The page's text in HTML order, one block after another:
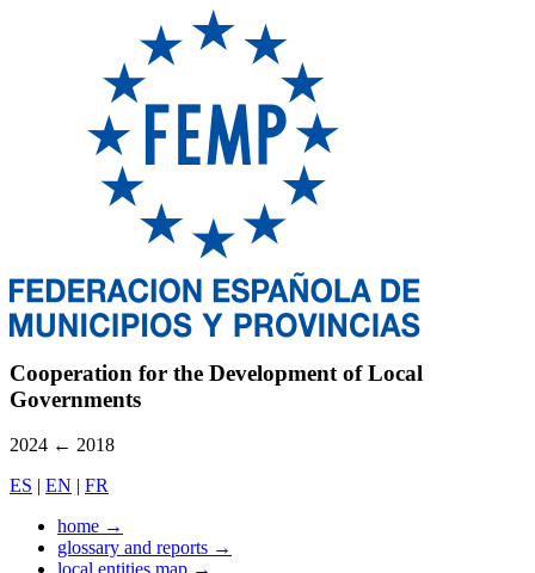
Cooperation for the Development of Local
Governments
2024 ← 2018
ES | EN | FR
home →
glossary and reports →